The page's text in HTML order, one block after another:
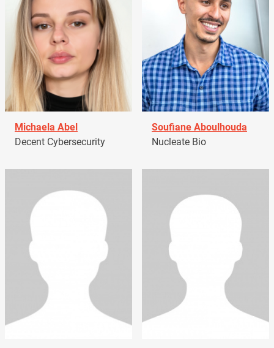
Michaela Abel
Decent Cybersecurity
Soufiane Aboulhouda
Nucleate Bio